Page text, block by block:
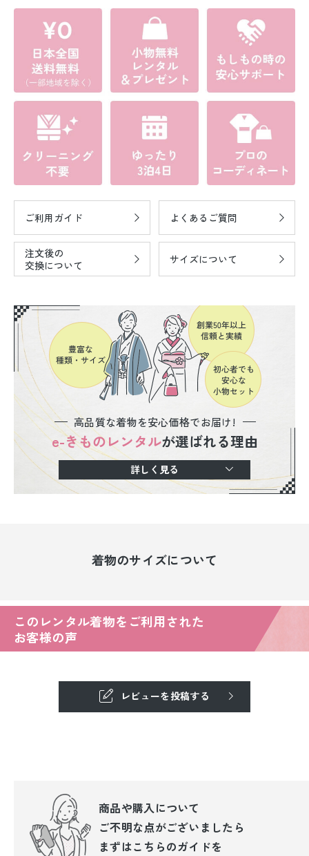
ご利用ガイド よくあるご質問
注文後の
交換について
サイズについて
高品質な着物を安心価格でお届け!
e-きものレンタルが選ばれる理由
詳しく見る
着物のサイズについて
このレンタル着物をご利用された
お客様の声
レビューを投稿する
商品や購入について
ご不明な点がございましたら
まずはこちらのガイドを